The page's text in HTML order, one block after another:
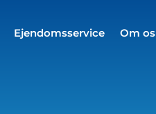
Ejendomsservice Om os